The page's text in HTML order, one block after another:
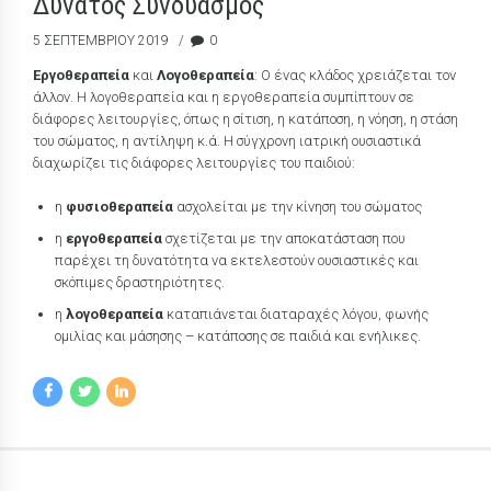
5 ΣΕΠΤΕΜΒΡΊΟΥ 2019 0
Εργοθεραπεία και Λογοθεραπεία: O ένας κλάδος χρειάζεται τον
άλλον. Η λογοθεραπεία και η εργοθεραπεία συμπίπτουν σε
διάφορες λειτουργίες, όπως η σίτιση, η κατάποση, η νόηση, η στάση
του σώματος, η αντίληψη κ.ά. Η σύγχρονη ιατρική ουσιαστικά
διαχωρίζει τις διάφορες λειτουργίες του παιδιού:
η φυσιοθεραπεία ασχολείται με την κίνηση του σώματος
η εργοθεραπεία σχετίζεται με την αποκατάσταση που
παρέχει τη δυνατότητα να εκτελεστούν ουσιαστικές και
σκόπιμες δραστηριότητες.
η λογοθεραπεία καταπιάνεται διαταραχές λόγου, φωνής
ομιλίας και μάσησης – κατάποσης σε παιδιά και ενήλικες.